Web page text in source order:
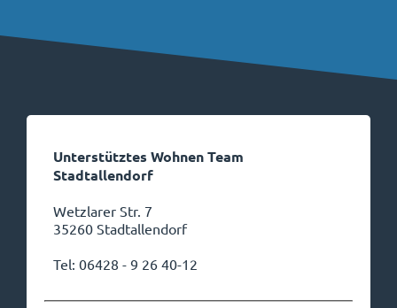
Unterstütztes Wohnen Team
Stadtallendorf
Wetzlarer Str. 7
35260 Stadtallendorf
Tel: 06428 - 9 26 40-12